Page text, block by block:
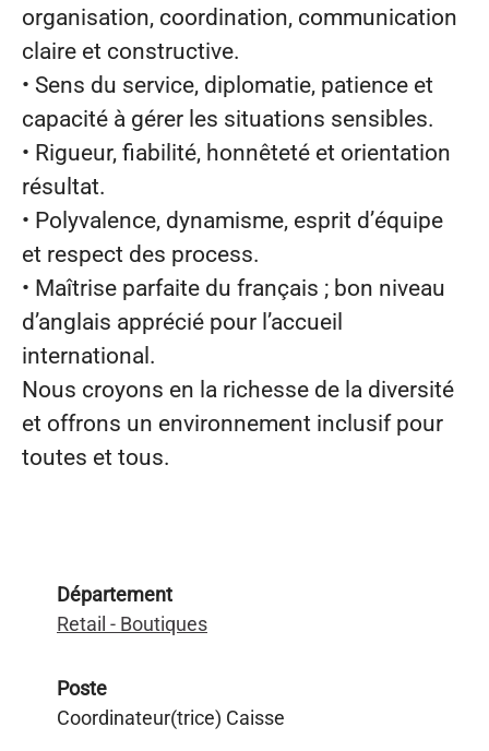
organisation, coordination, communication
claire et constructive.
• Sens du service, diplomatie, patience et
capacité à gérer les situations sensibles.
• Rigueur, fiabilité, honnêteté et orientation
résultat.
• Polyvalence, dynamisme, esprit d’équipe
et respect des process.
• Maîtrise parfaite du français ; bon niveau
d’anglais apprécié pour l’accueil
international.
Nous croyons en la richesse de la diversité
et offrons un environnement inclusif pour
toutes et tous.
Département
Retail - Boutiques
Poste
Coordinateur(trice) Caisse